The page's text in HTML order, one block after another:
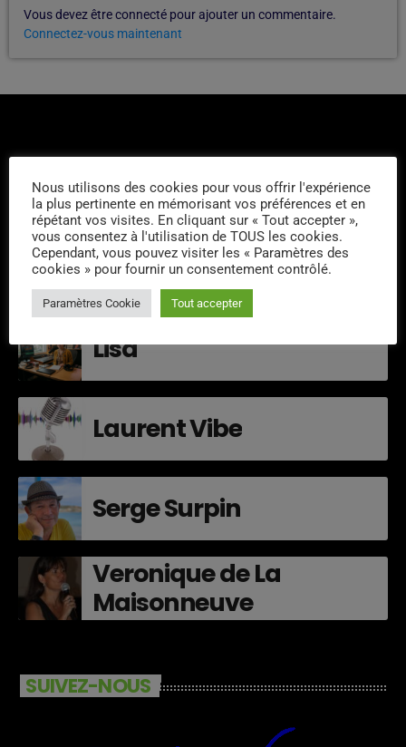
Vous devez être connecté pour ajouter un commentaire.
Connectez-vous maintenant
L'ÉQUIPE
Gérome
Lisa
Laurent Vibe
Serge Surpin
Veronique de La
Maisonneuve
SUIVEZ-NOUS
Nous utilisons des cookies pour vous offrir l'expérience
la plus pertinente en mémorisant vos préférences et en
répétant vos visites. En cliquant sur « Tout accepter »,
vous consentez à l'utilisation de TOUS les cookies.
Cependant, vous pouvez visiter les « Paramètres des
cookies » pour fournir un consentement contrôlé.
Paramètres Cookie Tout accepter